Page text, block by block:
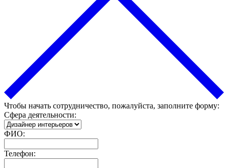
Чтобы начать сотрудничество, пожалуйста, заполните форму:
Сфера деятельности:
ФИО:
Телефон: